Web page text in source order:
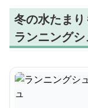
冬の水たま
ランニング